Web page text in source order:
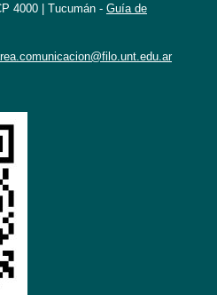
4000 | Tucumán - Guía de